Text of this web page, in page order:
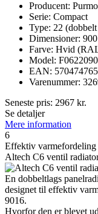
Producent: Purmo
Serie: Compact
Type: 22
Dimensioner:
Farve: Hvid
Model:
EAN:
Varenummer:
Seneste pris: 2967 kr.
Se detaljer
Mere information
6
Effektiv varmefordeling
Altech C6 ventil
En dobbeltlags
designet til effektiv
9016.
Hvorfor den er blevet